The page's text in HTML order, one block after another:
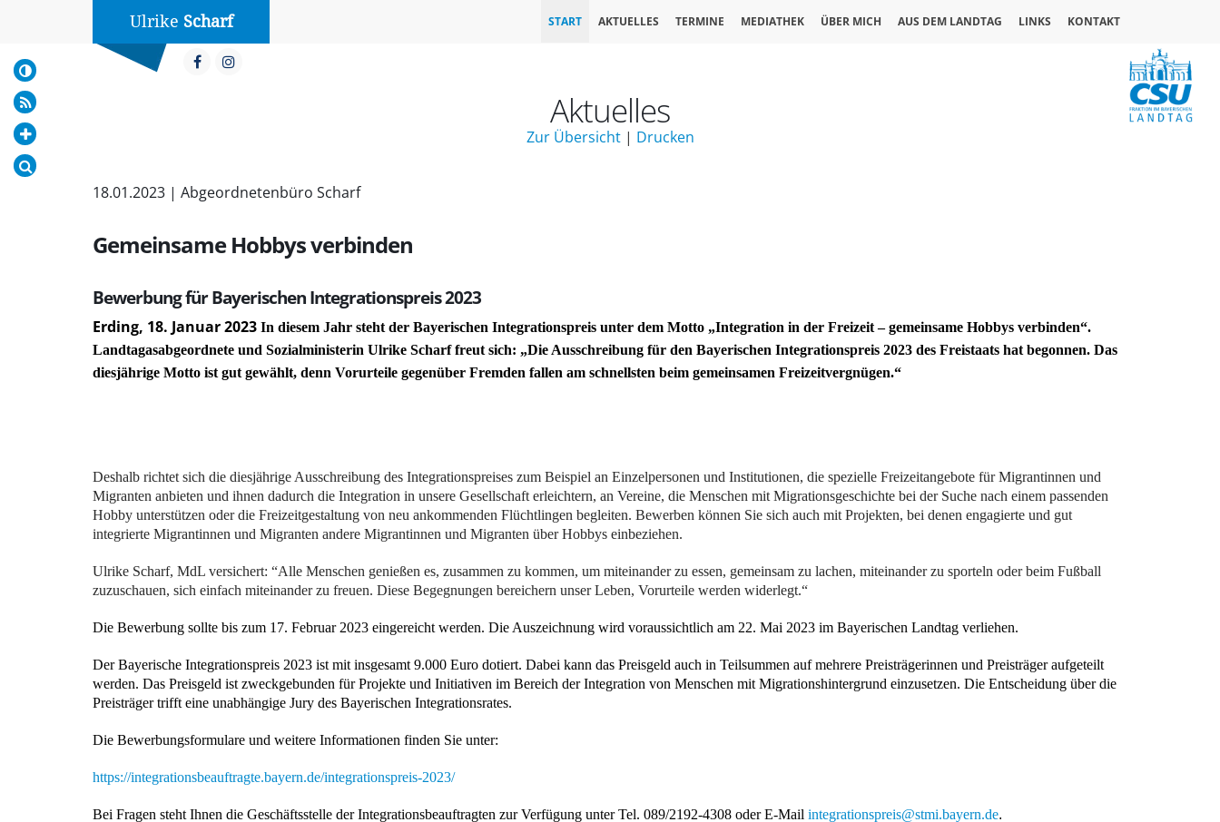
Ulrike Scharf START AKTUELLES TERMINE MEDIATHEK ÜBER MICH AUS DEM LANDTAG LINKS KONTAKT
Aktuelles
Zur Übersicht| Drucken
18.01.2023 | Abgeordnetenbüro Scharf
Gemeinsame Hobbys verbinden
Bewerbung für Bayerischen Integrationspreis 2023
Erding, 18. Januar 2023 In diesem Jahr steht der Bayerischen Integrationspreis unter dem Motto „Integration in der Freizeit – gemeinsame Hobbys verbinden“.
Landtagasabgeordnete und Sozialministerin Ulrike Scharf freut sich: „Die Ausschreibung für den Bayerischen Integrationspreis 2023 des Freistaats hat begonnen. Das
diesjährige Motto ist gut gewählt, denn Vorurteile gegenüber Fremden fallen am schnellsten beim gemeinsamen Freizeitvergnügen.“
Deshalb richtet sich die diesjährige Ausschreibung des Integrationspreises zum Beispiel an Einzelpersonen und Institutionen, die spezielle Freizeitangebote für Migrantinnen und
Migranten anbieten und ihnen dadurch die Integration in unsere Gesellschaft erleichtern, an Vereine, die Menschen mit Migrationsgeschichte bei der Suche nach einem passenden
Hobby unterstützen oder die Freizeitgestaltung von neu ankommenden Flüchtlingen begleiten. Bewerben können Sie sich auch mit Projekten, bei denen engagierte und gut
integrierte Migrantinnen und Migranten andere Migrantinnen und Migranten über Hobbys einbeziehen.
Ulrike Scharf, MdL versichert: “Alle Menschen genießen es, zusammen zu kommen, um miteinander zu essen, gemeinsam zu lachen, miteinander zu sporteln oder beim Fußball
zuzuschauen, sich einfach miteinander zu freuen. Diese Begegnungen bereichern unser Leben, Vorurteile werden widerlegt.“
Die Bewerbung sollte bis zum 17. Februar 2023 eingereicht werden. Die Auszeichnung wird voraussichtlich am 22. Mai 2023 im Bayerischen Landtag verliehen.
Der Bayerische Integrationspreis 2023 ist mit insgesamt 9.000 Euro dotiert. Dabei kann das Preisgeld auch in Teilsummen auf mehrere Preisträgerinnen und Preisträger aufgeteilt
werden. Das Preisgeld ist zweckgebunden für Projekte und Initiativen im Bereich der Integration von Menschen mit Migrationshintergrund einzusetzen. Die Entscheidung über die
Preisträger trifft eine unabhängige Jury des Bayerischen Integrationsrates.
Die Bewerbungsformulare und weitere Informationen finden Sie unter:
https://integrationsbeauftragte.bayern.de/integrationspreis-2023/
Bei Fragen steht Ihnen die Geschäftsstelle der Integrationsbeauftragten zur Verfügung unter Tel. 089/2192-4308 oder E-Mail integrationspreis@stmi.bayern.de.